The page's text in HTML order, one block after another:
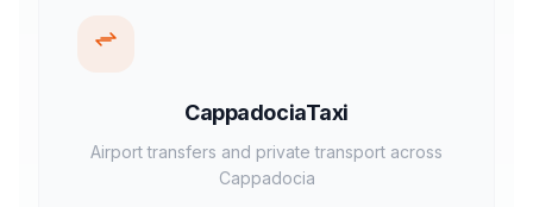
CappadociaTaxi
Airport transfers and private transport across
Cappadocia